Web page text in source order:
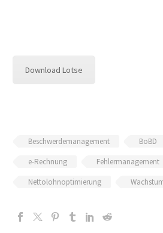
Download Lotse
Beschwerdemanagement BoBD
e-Rechnung
Fehlermanagement
Nettolohnoptimierung